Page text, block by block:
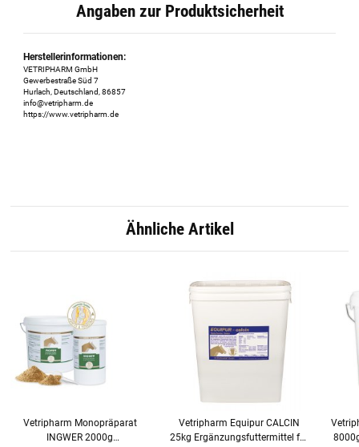
Angaben zur Produktsicherheit
Herstellerinformationen:
VETRIPHARM GmbH
Gewerbestraße Süd 7
Hurlach, Deutschland, 86857
info@vetripharm.de
https://www.vetripharm.de
Ähnliche Artikel
Vetripharm Monopräparat
INGWER 2000g
Vetripharm Equipur CALCIN
25kg Ergänzungsfuttermittel für